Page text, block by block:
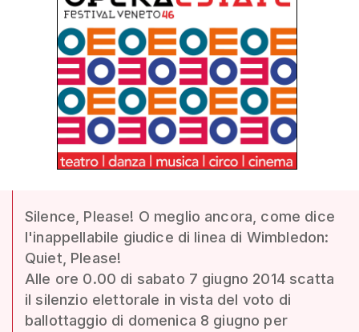
Silence, Please! O meglio ancora, come dice
l'inappellabile giudice di linea di Wimbledon:
Quiet, Please!
Alle ore 0.00 di sabato 7 giugno 2014 scatta
il silenzio elettorale in vista del voto di
ballottaggio di domenica 8 giugno per